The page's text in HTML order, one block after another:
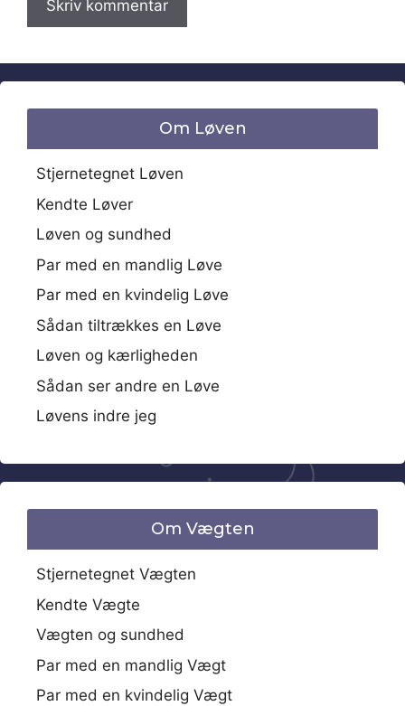
Om Løven
Stjernetegnet Løven
Kendte Løver
Løven og sundhed
Par med en mandlig Løve
Par med en kvindelig Løve
Sådan tiltrækkes en Løve
Løven og kærligheden
Sådan ser andre en Løve
Løvens indre jeg
Om Vægten
Stjernetegnet Vægten
Kendte Vægte
Vægten og sundhed
Par med en mandlig Vægt
Par med en kvindelig Vægt